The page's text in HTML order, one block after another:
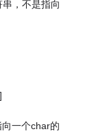
，不是指向
一个char的